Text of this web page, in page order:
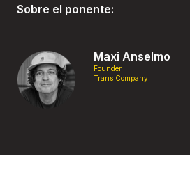
Sobre el ponente:
Maxi Anselmo
Founder
Trans Company